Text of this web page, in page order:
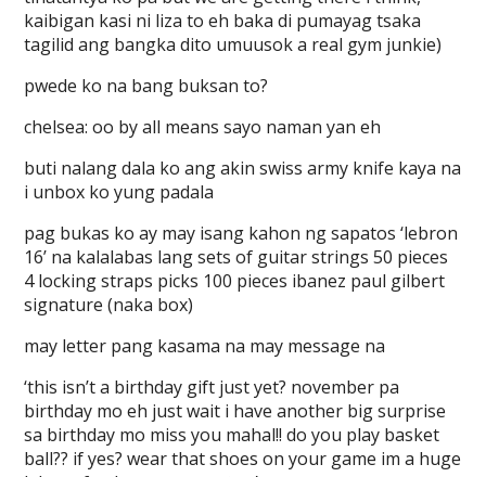
kaibigan kasi ni liza to eh baka di pumayag tsaka
tagilid ang bangka dito umuusok a real gym junkie)
pwede ko na bang buksan to?
chelsea: oo by all means sayo naman yan eh
buti nalang dala ko ang akin swiss army knife kaya na
i unbox ko yung padala
pag bukas ko ay may isang kahon ng sapatos ‘lebron
16’ na kalalabas lang sets of guitar strings 50 pieces
4 locking straps picks 100 pieces ibanez paul gilbert
signature (naka box)
may letter pang kasama na may message na
‘this isn’t a birthday gift just yet? november pa
birthday mo eh just wait i have another big surprise
sa birthday mo miss you mahal!! do you play basket
ball?? if yes? wear that shoes on your game im a huge